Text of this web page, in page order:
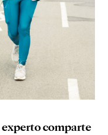
comparte